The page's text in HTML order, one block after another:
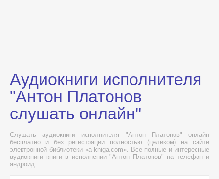
Аудиокниги исполнителя
"Антон Платонов
слушать онлайн"
Слушать аудиокниги исполнителя "Антон Платонов" онлайн
бесплатно и без регистрации полностью (целиком) на сайте
электронной библиотеки «a-kniga.com». Все полные и интересные
аудиокниги книги в исполнении "Антон Платонов" на телефон и
андроид.